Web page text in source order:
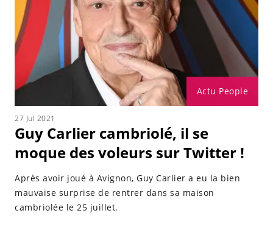
Actu People
27 Jul 2021
Guy Carlier cambriolé, il se
moque des voleurs sur Twitter !
Après avoir joué à Avignon, Guy Carlier a eu la bien
mauvaise surprise de rentrer dans sa maison
cambriolée le 25 juillet.